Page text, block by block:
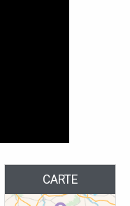
CARTE